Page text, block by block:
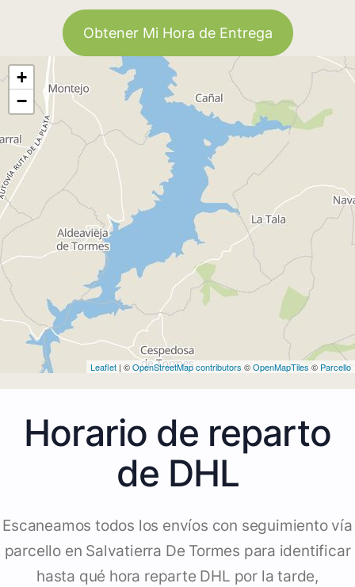
Obtener Mi Hora de Entrega
+
−
Leaflet | ©OpenStreetMap contributors ©OpenMapTiles © Parcello
Horario de reparto
de DHL
Escaneamos todos los envíos con seguimiento vía
parcello en Salvatierra De Tormes para identificar
hasta qué hora reparte DHL por la tarde,